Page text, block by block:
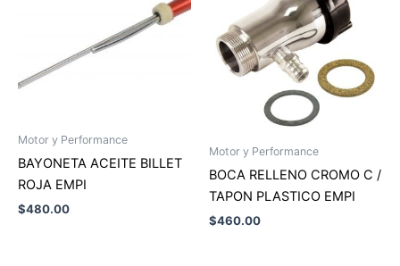
Motor y Performance
BAYONETA ACEITE BILLET
ROJA EMPI
$480.00
Motor y Performance
BOCA RELLENO CROMO C /
TAPON PLASTICO EMPI
$460.00